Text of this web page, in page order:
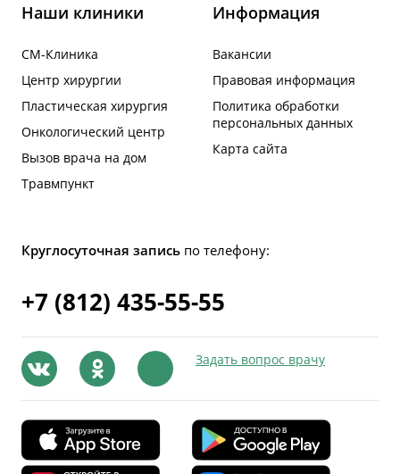
Наши клиники
СМ-Клиника
Центр хирургии
Пластическая хирургия
Онкологический центр
Вызов врача на дом
Травмпункт
Информация
Вакансии
Правовая информация
Политика обработки
персональных данных
Карта сайта
Круглосуточная запись по телефону:
+7 (812) 435-55-55
Задать вопрос врачу